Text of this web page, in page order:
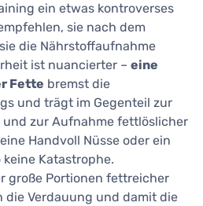
ein etwas kontroverses
sie nach dem
die Nährstoffaufnahme
ist nuancierter – eine
Fette bremst die
und trägt im Gegenteil zur
zur Aufnahme fettlöslicher
Handvoll Nüsse oder ein
Katastrophe.
große Portionen fettreicher
die Verdauung und damit die